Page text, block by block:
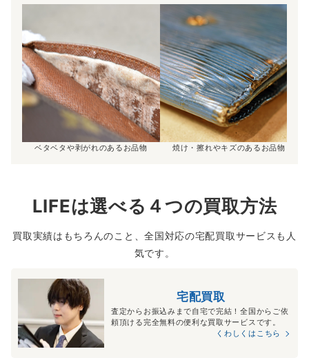
ベタベタや剥がれのあるお品物 焼け・擦れやキズのあるお品物
LIFEは選べる４つの買取方法
買取実績はもちろんのこと、全国対応の宅配買取サービスも人
気です。
宅配買取
査定からお振込みまで自宅で完結！全国からご依
頼頂ける完全無料の便利な買取サービスです。
くわしくはこちら